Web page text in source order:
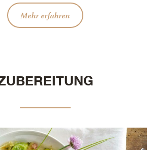
Mehr erfahren